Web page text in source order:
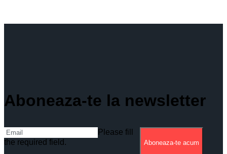
Aboneaza-te la newsletter
Please fill
the required field.
Aboneaza-te acum